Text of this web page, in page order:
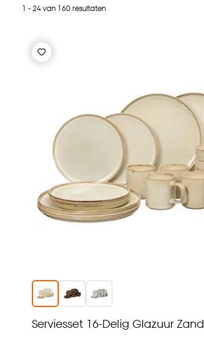
1 - 24 van 160 resultaten
Serviesset 16-Delig Glazuur Zand